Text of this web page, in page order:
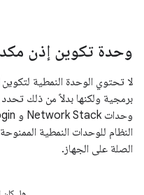
وحدة تكوين إذن
لا تحتوي الوحدة النمطية
برمجية ولكنها بدلاً من ذلك
النظام للوحدات النمطية
الصلة على الجهاز.